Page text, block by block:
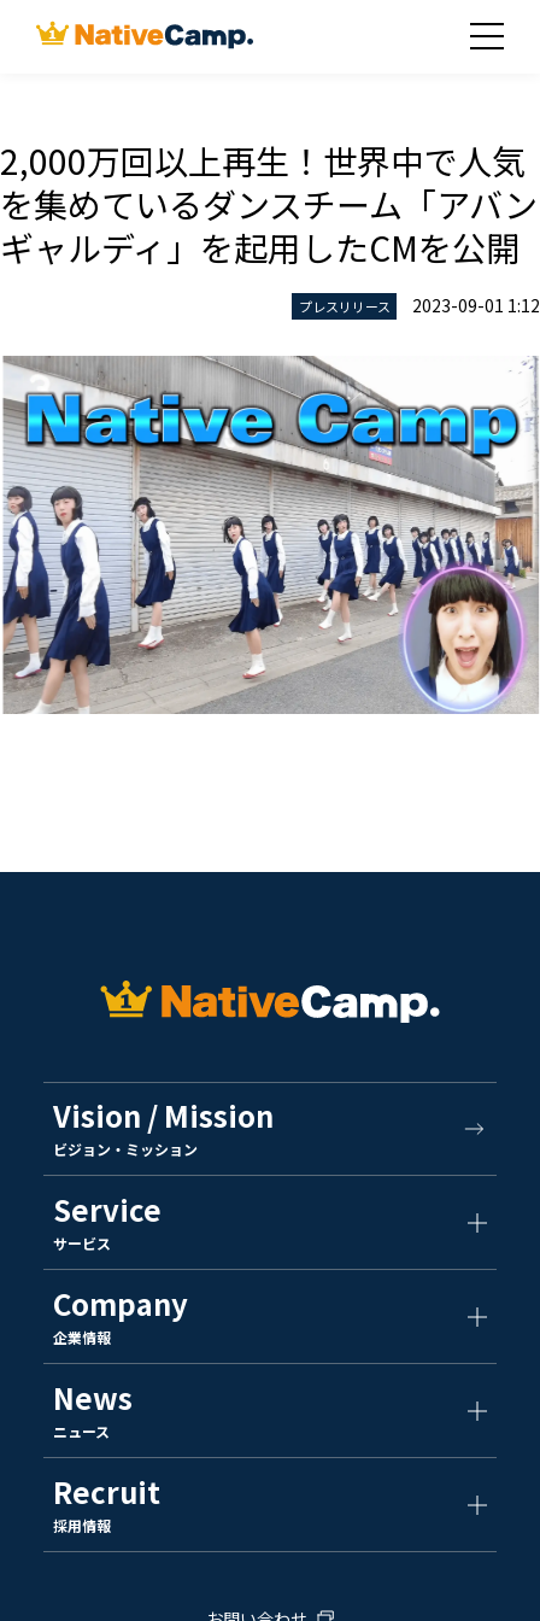
2,000万回以上再生！世界中で人気
を集めているダンスチーム「アバン
ギャルディ」を起用したCMを公開
プレスリリース 2023-09-01 1:12
Vision / Mission
ビジョン・ミッション
Service
サービス
Company
企業情報
News
ニュース
Recruit
採用情報